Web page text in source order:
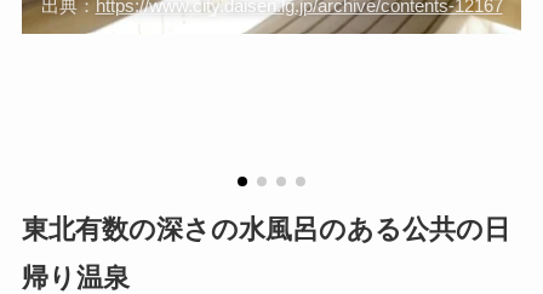
出典： https://www.city.daisen.lg.jp/archive/contents-12167
東北有数の深さの水風呂のある公共の日
帰り温泉